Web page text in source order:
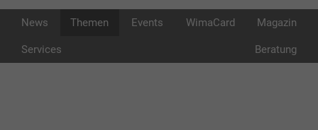
News Themen Events WimaCard Magazin
Services Beratung